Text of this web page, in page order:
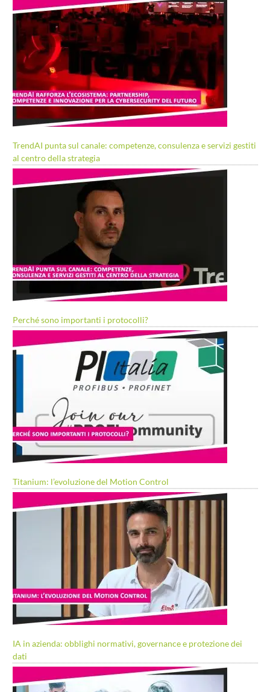
TrendAI punta sul canale: competenze, consulenza e servizi gestiti
al centro della strategia
Perché sono importanti i protocolli?
Titanium: l’evoluzione del Motion Control
IA in azienda: obblighi normativi, governance e protezione dei
dati